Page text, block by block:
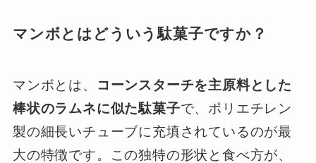
マンボとはどういう駄菓子ですか？
マンボとは、
コーンスターチを主原料とした
棒状のラムネに似た駄菓子で、ポリエチレン
製の細長いチューブに充填されているのが最
大の特徴です。この独特の形状と食べ方が、